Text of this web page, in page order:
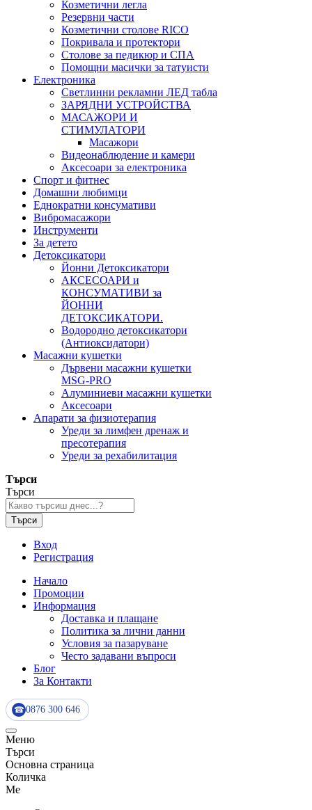
Козметични легла
Резервни части
Козметични столове RICO
Покривала и протектори
Столове за педикюр и СПА
Помощни масички за татуисти
Електроника
Светлинни рекламни ЛЕД табла
ЗАРЯДНИ УСТРОЙСТВА
МАСАЖОРИ И
СТИМУЛАТОРИ
Масажори
Видеонаблюдение и камери
Аксесоари за електроника
Спорт и фитнес
Домашни любимци
Еднократни консумативи
Вибромасажори
Инструменти
За детето
Детоксикатори
Йонни Детоксикатори
АКСЕСОАРИ и
КОНСУМАТИВИ за
ЙОННИ
ДЕТОКСИКАТОРИ.
Водородно детоксикатори
(Антиоксидатори)
Масажни кушетки
Дървени масажни кушетки
MSG-PRO
Алуминиеви масажни кушетки
Аксесоари
Апарати за физиотерапия
Уреди за лимфен дренаж и
пресотерапия
Уреди за рехабилитация
Търси
Търси
Търси
Вход
Регистрация
Начало
Промоции
Информация
Доставка и плащане
Политика за лични данни
Условия за пазаруване
Често задавани въпроси
Блог
За Контакти
☎ 0876 300 646
Меню
Търси
Основна страница
Количка
Me